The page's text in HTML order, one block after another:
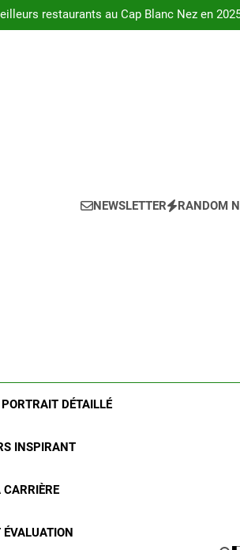
restaurants au Cap Blanc Nez en
menu idéal pour votre restaurant en 2025
NEWSLETTER RANDOM
DÉTAILLÉ
INSPIRANT
CARRIÈRE
ÉVALUATION